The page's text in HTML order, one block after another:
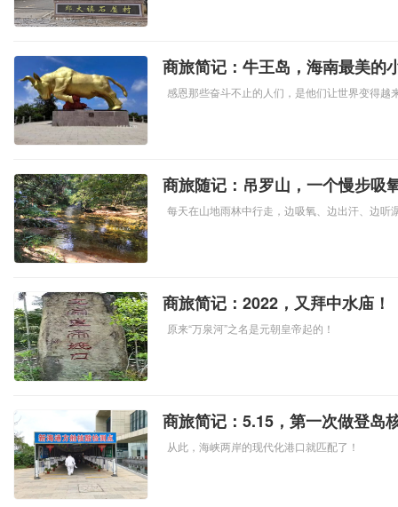
商旅简记：牛王岛，海南最美的
感恩那些奋斗不止的人们，是他们让世界变得越
商旅随记：吊罗山，一个慢步吸
每天在山地雨林中行走，边吸氧、边出汗、边
商旅简记：2022，又拜中水庙！
原来“万泉河”之名是元朝皇帝起的！
商旅简记：5.15，第一次做登岛
从此，海峡两岸的现代化港口就匹配了！